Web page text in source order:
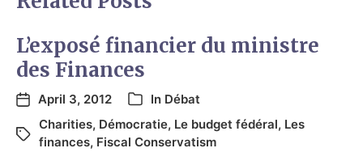
L’exposé financier du ministre
des Finances
April 3, 2012 In Débat
Charities, Démocratie, Le budget fédéral, Les
finances, Fiscal Conservatism